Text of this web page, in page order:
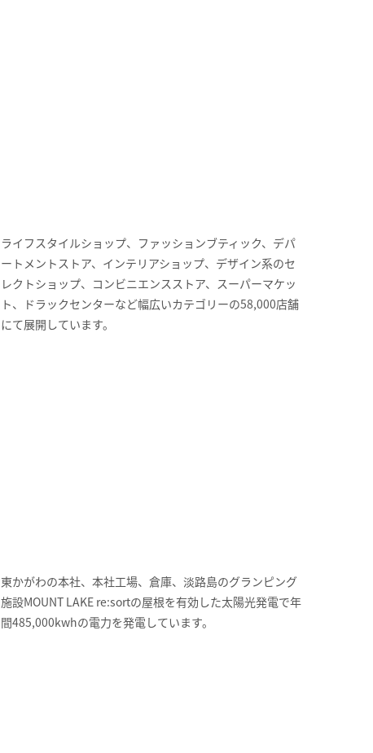
ライフスタイルショップ、ファッションブティック、デパ
ートメントストア、インテリアショップ、デザイン系のセ
レクトショップ、コンビニエンスストア、スーパーマケッ
ト、ドラックセンターなど幅広いカテゴリーの58,000店舗
にて展開しています。
東かがわの本社、本社工場、倉庫、淡路島のグランピング
施設MOUNT LAKE re:sortの屋根を有効した太陽光発電で年
間485,000kwhの電力を発電しています。